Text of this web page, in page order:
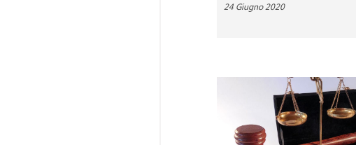
24 Giugno 2020